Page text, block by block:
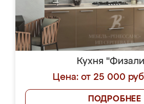
Кухня
Цена: от 25 000
ПОДРОБНЕЕ